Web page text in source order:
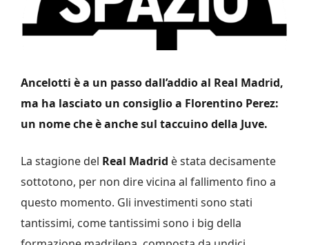
Ancelotti è a un passo dall’addio al Real Madrid,
ma ha lasciato un consiglio a Florentino Perez:
un nome che è anche sul taccuino della Juve.
La stagione del Real Madrid è stata decisamente
sottotono, per non dire vicina al fallimento fino a
questo momento. Gli investimenti sono stati
tantissimi, come tantissimi sono i big della